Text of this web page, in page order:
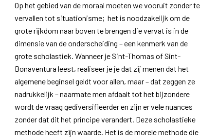
Op het gebied van de moraal moeten we vooruit zonder te
vervallen tot situationisme; het is noodzakelijk om de
grote rijkdom naar boven te brengen die vervat is in de
dimensie van de onderscheiding – een kenmerk van de
grote scholastiek. Wanneer je Sint-Thomas of Sint-
Bonaventura leest, realiseer je je dat zij menen dat het
algemene beginsel geldt voor allen, maar – dat zeggen ze
nadrukkelijk – naarmate men afdaalt tot het bijzondere
wordt de vraag gediversifieerder en zijn er vele nuances
zonder dat dit het principe verandert. Deze scholastieke
methode heeft zijn waarde. Het is de morele methode die